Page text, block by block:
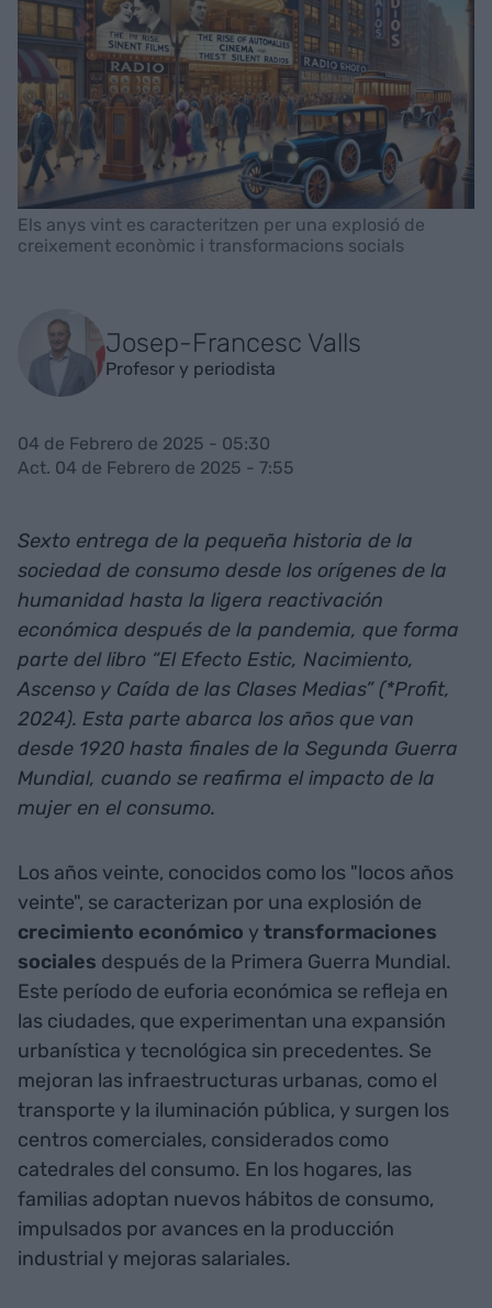
Els anys vint es caracteritzen per una explosió de
creixement econòmic i transformacions socials
Josep-Francesc Valls
Profesor y periodista
04 de Febrero de 2025 - 05:30
Act. 04 de Febrero de 2025 - 7:55
Sexto entrega de la pequeña historia de la
sociedad de consumo desde los orígenes de la
humanidad hasta la ligera reactivación
económica después de la pandemia, que forma
parte del libro “El Efecto Estic, Nacimiento,
Ascenso y Caída de las Clases Medias” (*Profit,
2024). Esta parte abarca los años que van
desde 1920 hasta finales de la Segunda Guerra
Mundial, cuando se reafirma el impacto de la
mujer en el consumo.
Los años veinte, conocidos como los "locos años
veinte", se caracterizan por una explosión de
crecimiento económico y transformaciones
sociales después de la Primera Guerra Mundial.
Este período de euforia económica se refleja en
las ciudades, que experimentan una expansión
urbanística y tecnológica sin precedentes. Se
mejoran las infraestructuras urbanas, como el
transporte y la iluminación pública, y surgen los
centros comerciales, considerados como
catedrales del consumo. En los hogares, las
familias adoptan nuevos hábitos de consumo,
impulsados por avances en la producción
industrial y mejoras salariales.